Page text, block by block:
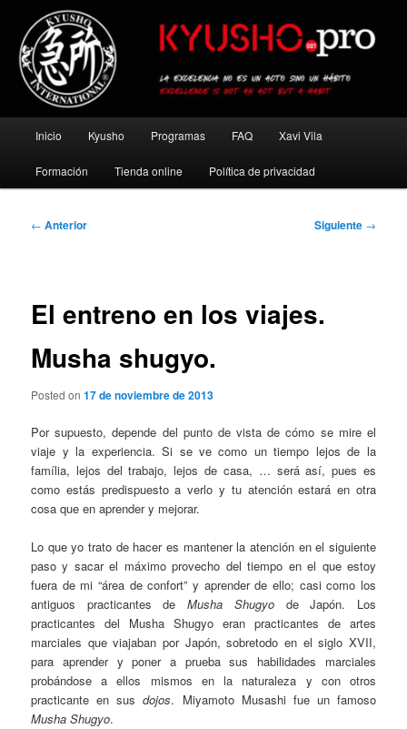
contenido
principalKyusho Pro
principal
Inicio Kyusho Programas FAQ Xavi Vila
Formación Tienda online Política de privacidad
Navegación
← Anterior Siguiente →
El entreno en los viajes.
Musha shugyo.
Posted on17 de noviembre de 2013
Por supuesto, depende del punto de vista de cómo se mire el
viaje y la experiencia. Si se ve como un tiempo lejos de la
família, lejos del trabajo, lejos de casa, … será así, pues es
como estás predispuesto a verlo y tu atención estará en otra
cosa que en aprender y mejorar.
Lo que yo trato de hacer es mantener la atención en el siguiente
paso y sacar el máximo provecho del tiempo en el que estoy
fuera de mi “área de confort” y aprender de ello; casi como los
antiguos practicantes deMusha Shugyode Japón. Los
practicantes del Musha Shugyo eran practicantes de artes
marciales que viajaban por Japón, sobretodo en el siglo XVII,
para aprender y poner a prueba sus habilidades marciales
probándose a ellos mismos en la naturaleza y con otros
practicante en susdojos. Miyamoto Musashi fue un famoso
Musha Shugyo.